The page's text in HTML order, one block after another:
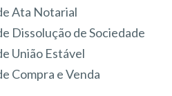
Ata Notarial
Dissolução de Sociedade
União Estável
Compra e Venda